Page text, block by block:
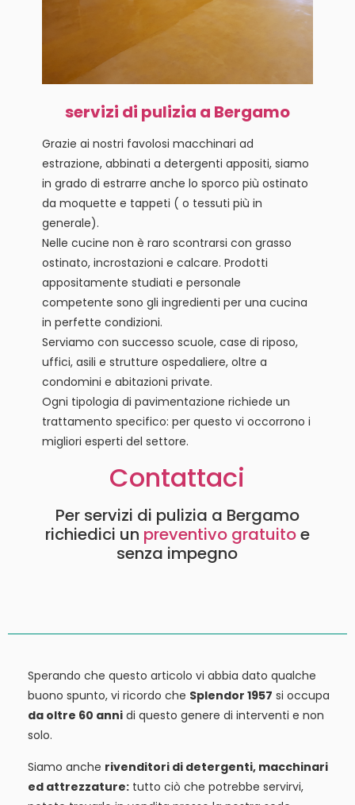
servizi di pulizia a Bergamo
Grazie ai nostri favolosi macchinari ad
estrazione, abbinati a detergenti appositi, siamo
in grado di estrarre anche lo sporco più ostinato
da moquette e tappeti ( o tessuti più in
generale).
Nelle cucine non è raro scontrarsi con grasso
ostinato, incrostazioni e calcare. Prodotti
appositamente studiati e personale
competente sono gli ingredienti per una cucina
in perfette condizioni.
Serviamo con successo scuole, case di riposo,
uffici, asili e strutture ospedaliere, oltre a
condomini e abitazioni private.
Ogni tipologia di pavimentazione richiede un
trattamento specifico: per questo vi occorrono i
migliori esperti del settore.
Contattaci
Per servizi di pulizia a Bergamo
richiedici un preventivo gratuitoe
senza impegno
Sperando che questo articolo vi abbia dato qualche
buono spunto, vi ricordo che Splendor 1957 si occupa
da oltre 60 anni di questo genere di interventi e non
solo.
Siamo anche rivenditori di detergenti, macchinari
ed attrezzature: tutto ciò che potrebbe servirvi,